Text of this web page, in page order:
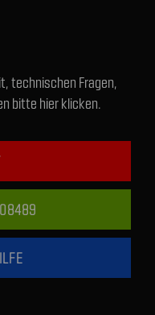
technischen Fragen,
bitte hier klicken.